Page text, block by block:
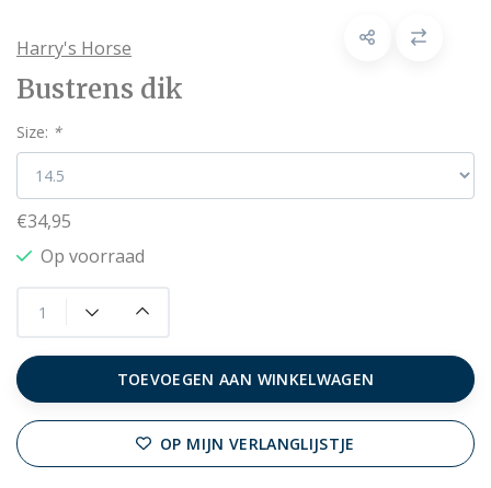
Harry's Horse
Bustrens dik
Size: *
€34,95
Op voorraad
TOEVOEGEN AAN WINKELWAGEN
OP MIJN VERLANGLIJSTJE